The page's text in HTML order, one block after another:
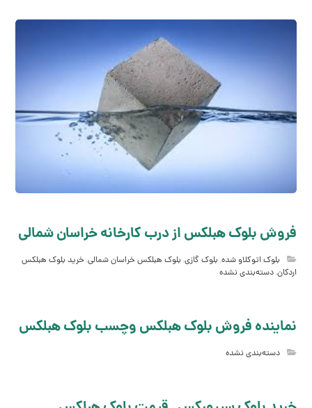
فروش بلوک هبلکس از درب کارخانه خراسان شمالی
بلوک اتوکلاو شده, بلوک گازی, بلوک هبلکس خراسان شمالی, خرید بلوک هبلکس
اردکان,دسته‌بندی نشده
نماینده فروش بلوک هبلکس وچسب بلوک هبلکس
دسته‌بندی نشده